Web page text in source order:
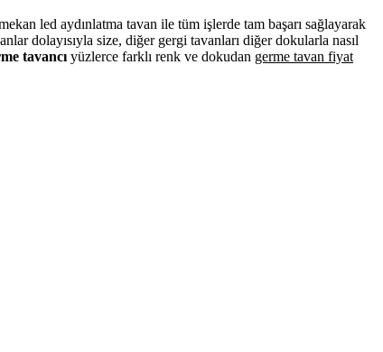
led aydınlatma tavan ile tüm işlerde tam başarı sağlayarak
dolayısıyla size, diğer gergi tavanları diğer dokularla nasıl
tavancı yüzlerce farklı renk ve dokudan germe tavan fiyat